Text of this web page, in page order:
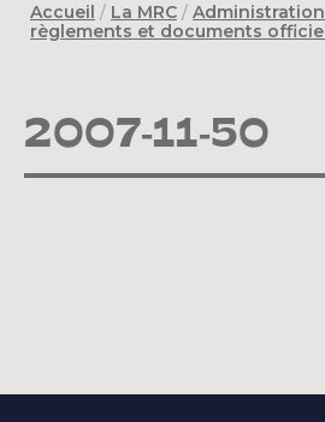
Accueil / La MRC / Administration
règlements et documents
2007-11-50